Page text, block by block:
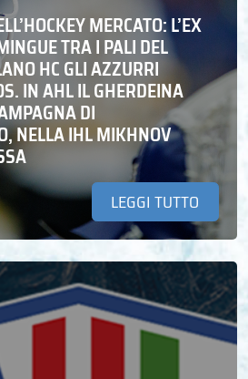
MERCATO: L’EX
TRA I PALI DEL
HC GLI AZZURRI
IN AHL IL GHERDEINA
DI
NELLA IHL MIKHNOV
LEGGI TUTTO